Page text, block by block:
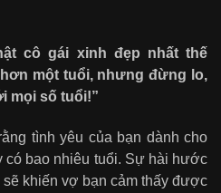
cô gái xinh đẹp nhất thế
một tuổi, nhưng đừng lo,
mọi số tuổi!”
tình yêu của bạn dành cho
có bao nhiêu tuổi. Sự hài hước
sẽ khiến vợ bạn cảm thấy được